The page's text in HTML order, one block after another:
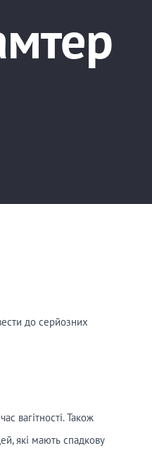
до серйозних
вагітності. Також
які мають спадкову